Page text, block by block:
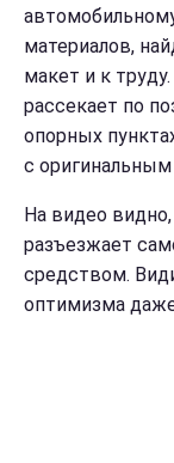
материалов,
макет и к
рассекает по
опорных
с
На видео
разъезжает
средством.
оптимизма